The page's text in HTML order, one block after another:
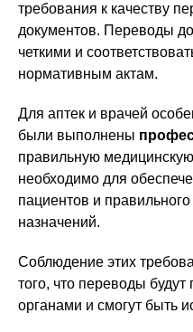
требования к качеству
документов. Переводы
четкими и
нормативным актам.
Для аптек и врачей
были выполнены
правильную
необходимо для
пациентов и
назначений.
Соблюдение этих
того, что переводы
органами и смогут быть